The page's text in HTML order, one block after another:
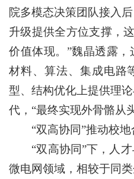
院多模态决策团队接入
升级提供全方位支撑，
价值体现。”魏晶透露，
材料、算法、集成电路
型、结构优化上提供理
代，“最终实现外骨骼从
“双高协同”推动校地
“双高协同”下，人才
微电网领域，相较于同